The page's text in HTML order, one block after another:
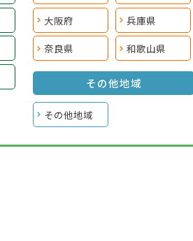
大阪府 兵庫県
奈良県 和歌山県
その他地域
その他地域